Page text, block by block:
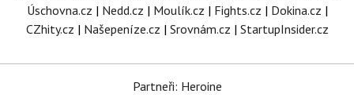
Úschovna.cz | Nedd.cz | Moulík.cz | Fights.cz | Dokina.cz |
CZhity.cz | Našepeníze.cz | Srovnám.cz | StartupInsider.cz
Partneři: Heroine